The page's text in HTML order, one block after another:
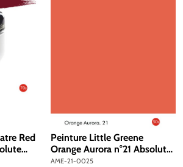
Red
Peinture Little Greene
Orange Aurora n°21 Absolute
Matt Emulsion 250 ml
AME-21-0025